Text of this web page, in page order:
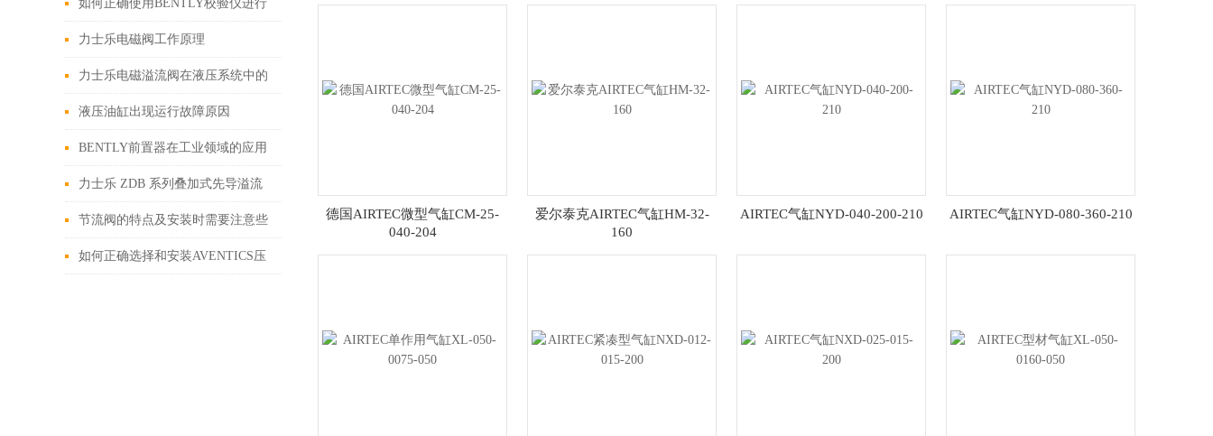
如何正确使用BENTLY校验仪进行
设备校验？
力士乐电磁阀工作原理
力士乐电磁溢流阀在液压系统中的
工作原理和应用行业
液压油缸出现运行故障原因
BENTLY前置器在工业领域的应用
力士乐 ZDB 系列叠加式先导溢流
阀技术解析与多行业工程应用案例
节流阀的特点及安装时需要注意些
什么？
如何正确选择和安装AVENTICS压
德国AIRTEC微型气缸CM-25-
040-204
爱尔泰克AIRTEC气缸HM-32-
160
AIRTEC气缸NYD-040-200-210 AIRTEC气缸NYD-080-360-210